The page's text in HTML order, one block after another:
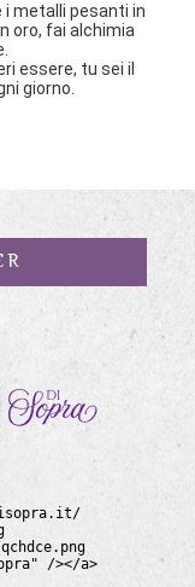
i metalli pesanti in
oro, fai alchimia
essere, tu sei il
giorno.